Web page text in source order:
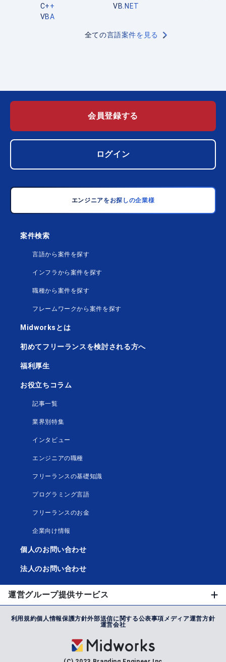
C++
VB.NET
VBA
全ての言語案件を見る
会員登録する
ログイン
エンジニアをお探しの企業様
案件検索
言語から案件を探す
インフラから案件を探す
職種から案件を探す
フレームワークから案件を探す
Midworksとは
初めてフリーランスを検討される方へ
福利厚生
お役立ちコラム
記事一覧
業界別特集
インタビュー
エンジニアの職種
フリーランスの基礎知識
プログラミング言語
フリーランスのお金
企業向け情報
個人のお問い合わせ
法人のお問い合わせ
運営グループ提供サービス
利用規約個人情報保護方針外部送信に関する公表事項メディア運営方針
運営会社